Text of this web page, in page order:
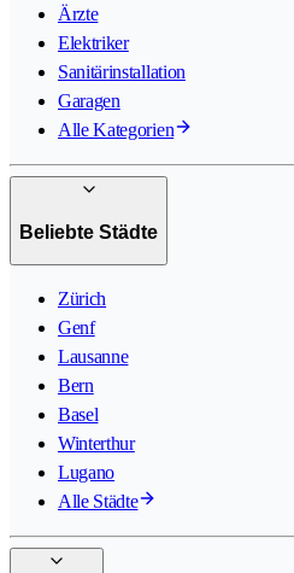
Ärzte
Elektriker
Sanitärinstallation
Garagen
Alle Kategorien
Beliebte Städte
Zürich
Genf
Lausanne
Bern
Basel
Winterthur
Lugano
Alle Städte